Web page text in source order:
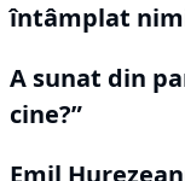
întâmplat
A sunat din
cine?”